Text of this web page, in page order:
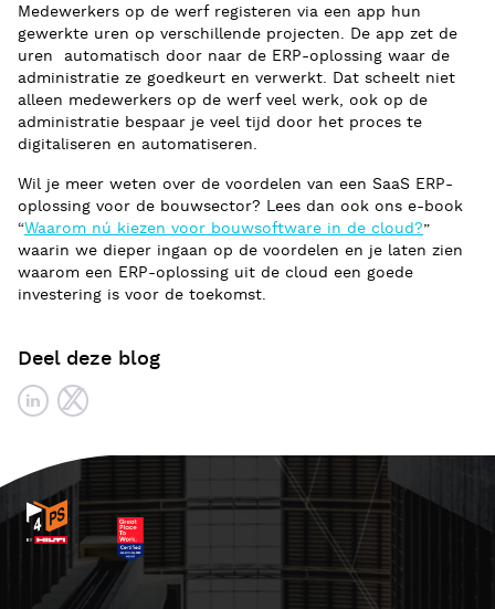
Medewerkers op de werf registeren via een app hun
gewerkte uren op verschillende projecten. De app zet de
uren automatisch door naar de ERP-oplossing waar de
administratie ze goedkeurt en verwerkt. Dat scheelt niet
alleen medewerkers op de werf veel werk, ook op de
administratie bespaar je veel tijd door het proces te
digitaliseren en automatiseren.
Wil je meer weten over de voordelen van een SaaS ERP-
oplossing voor de bouwsector? Lees dan ook ons e-book
“Waarom nú kiezen voor bouwsoftware in de cloud?”
waarin we dieper ingaan op de voordelen en je laten zien
waarom een ERP-oplossing uit de cloud een goede
investering is voor de toekomst.
Deel deze blog